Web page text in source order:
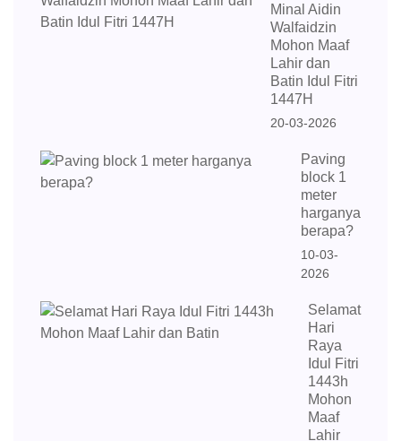
Minal Aidin
Walfaidzin
Mohon Maaf
Lahir dan
Batin Idul Fitri
1447H
20-03-2026
Paving
block 1
meter
harganya
berapa?
10-03-
2026
Selamat
Hari
Raya
Idul Fitri
1443h
Mohon
Maaf
Lahir